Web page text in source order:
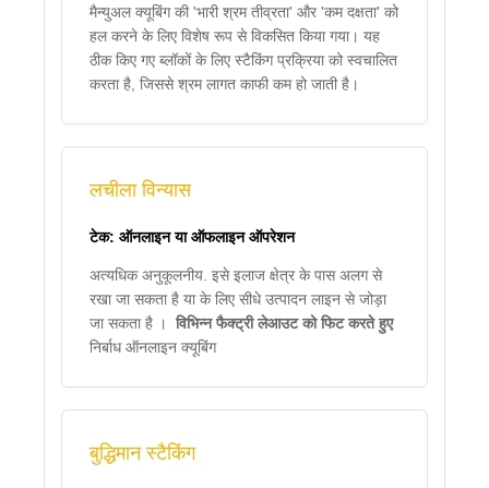
मैन्युअल क्यूबिंग की 'भारी श्रम तीव्रता' और 'कम दक्षता' को
हल करने के लिए विशेष रूप से विकसित किया गया। यह
ठीक किए गए ब्लॉकों के लिए स्टैकिंग प्रक्रिया को स्वचालित
करता है, जिससे श्रम लागत काफी कम हो जाती है।
लचीला विन्यास
टेक: ऑनलाइन या ऑफलाइन ऑपरेशन
अत्यधिक अनुकूलनीय. इसे इलाज क्षेत्र के पास अलग से
रखा जा सकता है या के लिए सीधे उत्पादन लाइन से जोड़ा
जा सकता है । विभिन्न फैक्ट्री लेआउट को फिट करते हुए
निर्बाध ऑनलाइन क्यूबिंग
बुद्धिमान स्टैकिंग